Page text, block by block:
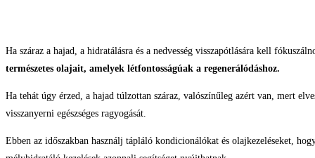
Ha száraz a hajad, a hidratálásra és a nedvesség visszapótlására kell
természetes olajait, amelyek létfontosságúak a regenerálódáshoz.
Ha tehát úgy érzed, a hajad túlzottan száraz, valószínűleg azért van, mert
visszanyerni egészséges ragyogását.
Ebben az időszakban használj tápláló kondicionálókat és olajkezeléseket,